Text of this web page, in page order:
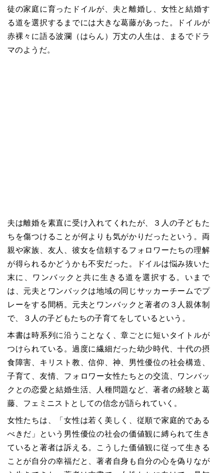
徒の家庭に育ったドイルが、夫と離婚し、女性と結婚す
る道を選択するまでには大きな葛藤があった。ドイルが
赤裸々に語る波瀾（はらん）万丈の人生は、まるでドラ
マのようだ。
夫は離婚を素直に受け入れてくれたが、３人の子どもた
ちを傷つけることが何よりも気がかりだったという。両
親や家族、友人、彼女を信頼するフォロワーたちの理解
が得られるかどうかも不安だった。ドイルは悩み抜いた
末に、ワンバックと共に生きる道を選択する。いまで
は、元夫とワンバックは地域の同じサッカーチームでプ
レーをする間柄。元夫とワンバックと著者の３人親体制
で、３人の子どもたちの子育てをしているという。
本書は時系列に沿うことなく、章ごとに短いタイトルが
つけられている。過度に繊細だった幼少時代、十代の摂
食障害、キリスト教、信仰、神、男性優位の社会構造、
子育て、友情、フォロワー女性たちとの交流、ワンバッ
クとの恋愛と結婚生活、人種問題など、著者の経験と葛
藤、フェミニストとしての信念が語られていく。
女性たちは、「女性は若く美しく、従順で家庭的である
べきだ」という男性優位の社会の価値観に縛られて生き
ていると著者は訴える。こうした価値観に従って生きる
ことが自分の幸福だと、著者自身も自分の心を偽りなが